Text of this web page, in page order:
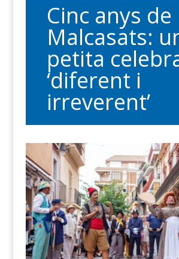
Cinc anys de
Malcasats:
petita
‘diferent i
irreverent’